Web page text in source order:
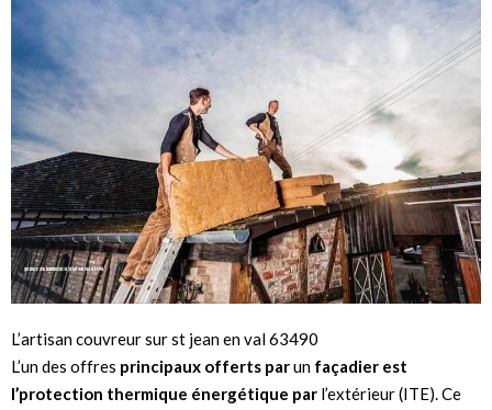
L’artisan couvreur sur st jean en val 63490
L’un des offres principaux offerts parun façadier est
l’protection thermique énergétique par l’extérieur (ITE). Ce